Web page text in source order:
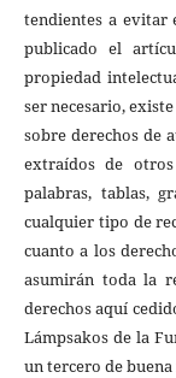
tendientes a evitar
publicado el
propiedad
ser necesario,
sobre derechos de
extraídos de
palabras, tablas,
cualquier tipo de
cuanto a los
asumirán toda la
derechos aquí
Lámpsakos de la
un tercero de buena